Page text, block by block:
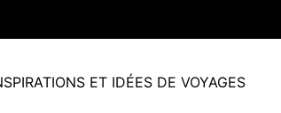
ET IDÉES DE VOYAGES